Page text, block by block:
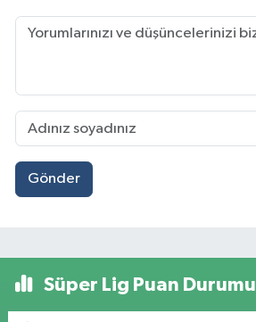
Gönder
Süper Lig Puan Durumu